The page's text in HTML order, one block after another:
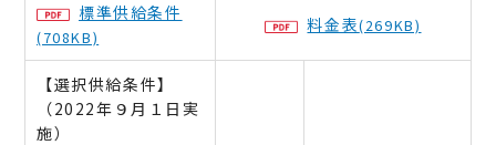
標準供給条件
(708KB)
料金表(269KB)
【選択供給条件】
（2022年９月１日実
施）